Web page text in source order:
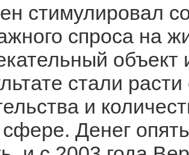
стимулировал
спроса на
объект
стали
и
сфере. Денег